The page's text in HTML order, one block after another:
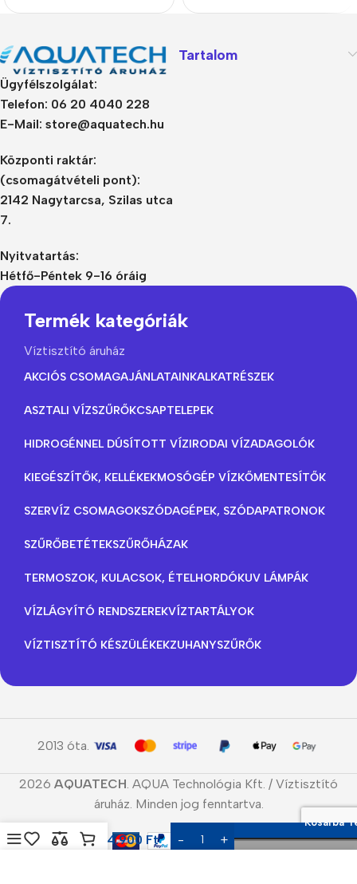
Ügyfélszolgálat:
Telefon: 06 20 4040 228
E-Mail: store@aquatech.hu
Központi raktár:
(csomagátvételi pont):
2142 Nagytarcsa, Szilas utca
7.
Nyitvatartás:
Hétfő-Péntek 9-16 óráig
Tartalom
Termék kategóriák
Víztisztító áruház
AKCIÓS CSOMAGAJÁNLATAINKALKATRÉSZEK
ASZTALI VÍZSZŰRŐKCSAPTELEPEK
HIDROGÉNNEL DÚSÍTOTT VÍZIRODAI VÍZADAGOLÓK
KIEGÉSZÍTŐK, KELLÉKEKMOSÓGÉP VÍZKŐMENTESÍTŐK
SZERVÍZ CSOMAGOKSZÓDAGÉPEK, SZÓDAPATRONOK
SZŰRŐBETÉTEKSZŰRŐHÁZAK
TERMOSZOK, KULACSOK, ÉTELHORDÓKUV LÁMPÁK
VÍZLÁGYÍTÓ RENDSZEREKVÍZTARTÁLYOK
VÍZTISZTÍTÓ KÉSZÜLÉKEKZUHANYSZŰRŐK
2013 óta.
2026 AQUATECH. AQUA Technológia Kft. / Víztisztító
áruház. Minden jog fenntartva.
CSM RO
membrán
14.900 Ft
Kosárba